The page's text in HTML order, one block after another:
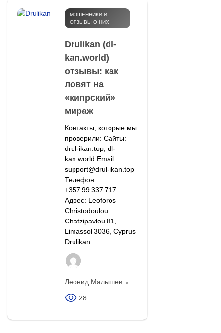
МОШЕННИКИ И
ОТЗЫВЫ О НИХ
Drulikan (dl-
kan.world)
отзывы: как
ловят на
«кипрский»
мираж
Контакты, которые мы
проверили: Сайты:
drul-ikan.top, dl-
kan.world Email:
support@drul-ikan.top
Телефон:
+357 99 337 717
Адрес: Leoforos
Christodoulou
Chatzipavlou 81,
Limassol 3036, Cyprus
Drulikan...
Леонид Малышев
28